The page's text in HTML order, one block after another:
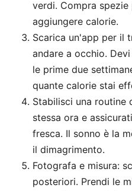
verdi. Compra spezie
aggiungere calorie.
Scarica un'app per il
andare a occhio.
le prime due
quante calorie stai
Stabilisci una routine
stessa ora e
fresca. Il sonno è la
il dimagrimento.
Fotografa e misura:
posteriori. Prendi le